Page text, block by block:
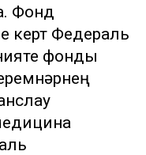
Фонд
кертү Федераль
фонды